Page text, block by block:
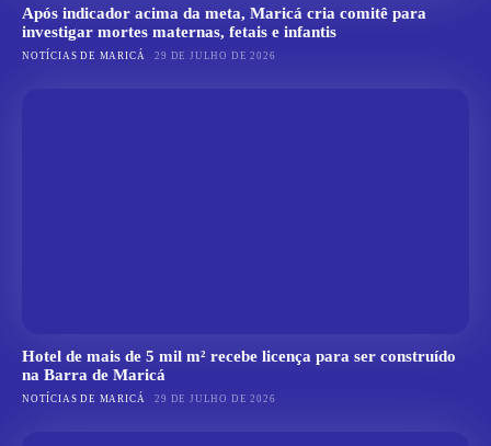
Após indicador acima da meta, Maricá cria comitê para
investigar mortes maternas, fetais e infantis
NOTÍCIAS DE MARICÁ 29 DE JULHO DE 2026
Hotel de mais de 5 mil m² recebe licença para ser construído
na Barra de Maricá
NOTÍCIAS DE MARICÁ 29 DE JULHO DE 2026